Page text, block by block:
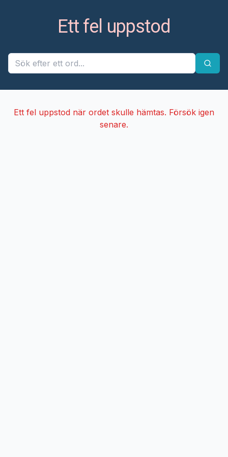
Ett fel uppstod
Ett fel uppstod när ordet skulle hämtas. Försök igen
senare.